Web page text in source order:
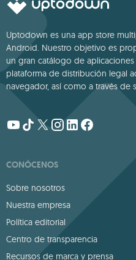
Uptodown es una app store
Android. Nuestro objetivo es
un gran catálogo de
plataforma de distribución legal
navegador, así como a través de
CONÓCENOS
Sobre nosotros
Nuestra empresa
Política editorial
Centro de transparencia
Recursos de marca y prensa